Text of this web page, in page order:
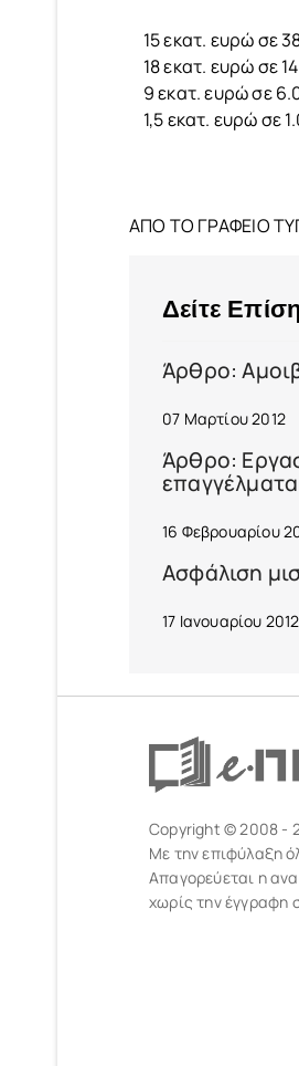
15 εκατ. ευρώ σε
18 εκατ. ευρώ σε
9 εκατ. ευρώ σε
1,5 εκατ. ευρώ σε
ΑΠΟ ΤΟ ΓΡΑΦΕΙΟ
Δείτε
Άρθρο:
07 Μαρτίου 2012
Άρθρο:
επαγγέλματα
16 Φεβρουαρίου
Ασφάλιση
17 Ιανουαρίου 2012
Copyright © 2008 -
Με την επιφύλαξη
Απαγορεύεται η
χωρίς την έγγραφη